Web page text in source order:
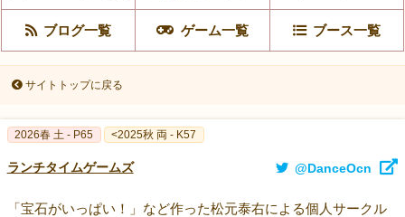
ブログ一覧 ゲーム一覧 ブース一覧
サイトトップに戻る
2026春 土 - P65 <2025秋 両 - K57
ランチタイムゲームズ @DanceOcn
「宝石がいっぱい！」など作った松元泰右による個人サークル